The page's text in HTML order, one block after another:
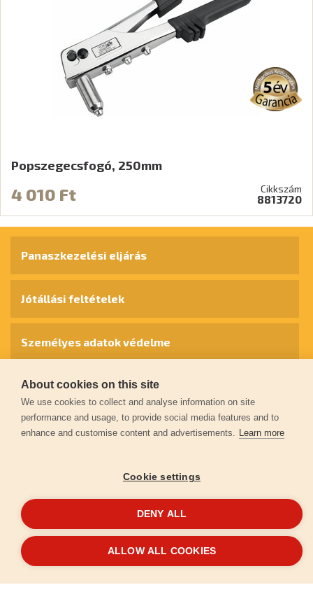
Popszegecsfogó, 250mm
4 010 Ft Cikkszám
8813720
extol.hu- Minden jog fenntartva
Panaszkezelési eljárás
Jótállási feltételek
Személyes adatok védelme
Kapcsolat
Garancia regisztráció
LétrehoztaFEO
About cookies on this site
We use cookies to collect and analyse information on site
performance and usage, to provide social media features and to
enhance and customise content and advertisements. Learn more
Cookie settings
DENY ALL
ALLOW ALL COOKIES